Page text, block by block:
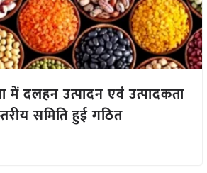
में दलहन उत्पादन एवं उत्पादकता
समिति हुई गठित